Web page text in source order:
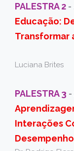
PALESTRA 2 -
Educação:
Transformar
Luciana Brites
PALESTRA 3
Interações